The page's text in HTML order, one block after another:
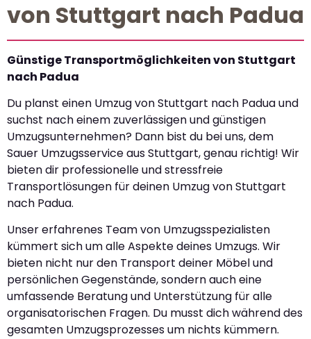
von Stuttgart nach Padua
Günstige Transportmöglichkeiten von Stuttgart
nach Padua
Du planst einen Umzug von Stuttgart nach Padua und
suchst nach einem zuverlässigen und günstigen
Umzugsunternehmen? Dann bist du bei uns, dem
Sauer Umzugsservice aus Stuttgart, genau richtig! Wir
bieten dir professionelle und stressfreie
Transportlösungen für deinen Umzug von Stuttgart
nach Padua.
Unser erfahrenes Team von Umzugsspezialisten
kümmert sich um alle Aspekte deines Umzugs. Wir
bieten nicht nur den Transport deiner Möbel und
persönlichen Gegenstände, sondern auch eine
umfassende Beratung und Unterstützung für alle
organisatorischen Fragen. Du musst dich während des
gesamten Umzugsprozesses um nichts kümmern.